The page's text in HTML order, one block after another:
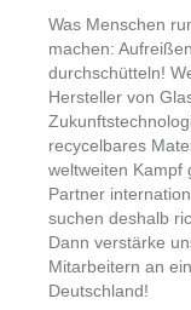
Was Menschen
machen:
durchschütteln!
Hersteller von
recycelbares
weltweiten Kampf
Partner
suchen deshalb
Dann verstärke
Mitarbeitern an
Deutschland!